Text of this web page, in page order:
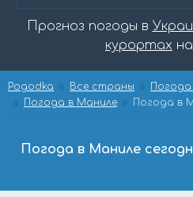
Прогноз погоды в
курортах
Pogodka Все страны
Погода в Маниле
Погода в
Погода в Маниле